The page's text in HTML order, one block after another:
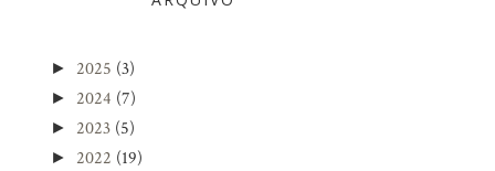
► 2025 (3)
► 2024 (7)
► 2023 (5)
► 2022 (19)